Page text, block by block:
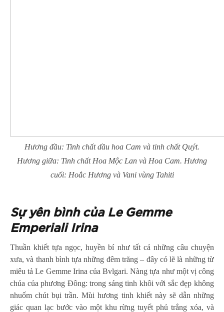
Hương đầu: Tinh chất dầu hoa Cam và tinh chất Quýt.
Hương giữa: Tinh chất Hoa Mộc Lan và Hoa Cam. Hương
cuối: Hoắc Hương và Vani vùng Tahiti
Sự yên bình của Le Gemme
Emperiali Irina
Thuần khiết tựa ngọc, huyền bí như tất cả những câu chuyện
xưa, và thanh bình tựa những đêm trăng – đây có lẽ là những từ
miêu tả Le Gemme Irina của Bvlgari. Nàng tựa như một vị công
chúa của phương Đông: trong sáng tinh khôi với sắc đẹp không
nhuốm chút bụi trần. Mùi hương tinh khiết này sẽ dẫn những
giác quan lạc bước vào một khu rừng tuyết phủ trắng xóa, và